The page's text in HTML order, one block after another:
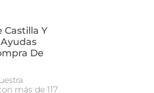
Castilla Y
De
más de 117